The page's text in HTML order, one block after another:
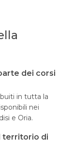
dei corsi
in tutta la
nei
e Oria.
territorio di